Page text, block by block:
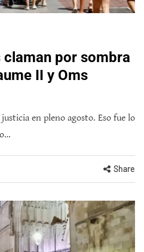
por sombra
II y Oms
en pleno agosto. Eso fue lo
Share